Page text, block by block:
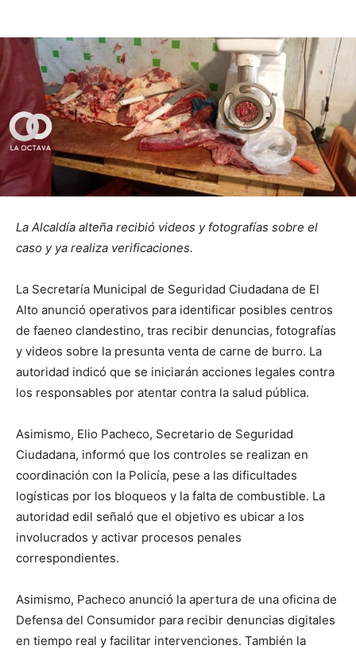
La Alcaldía alteña recibió videos y fotografías sobre el
caso y ya realiza verificaciones.
La Secretaría Municipal de Seguridad Ciudadana de El
Alto anunció operativos para identificar posibles centros
de faeneo clandestino, tras recibir denuncias, fotografías
y videos sobre la presunta venta de carne de burro. La
autoridad indicó que se iniciarán acciones legales contra
los responsables por atentar contra la salud pública.
Asimismo, Elio Pacheco, Secretario de Seguridad
Ciudadana, informó que los controles se realizan en
coordinación con la Policía, pese a las dificultades
logísticas por los bloqueos y la falta de combustible. La
autoridad edil señaló que el objetivo es ubicar a los
involucrados y activar procesos penales
correspondientes.
Asimismo, Pacheco anunció la apertura de una oficina de
Defensa del Consumidor para recibir denuncias digitales
en tiempo real y facilitar intervenciones. También la